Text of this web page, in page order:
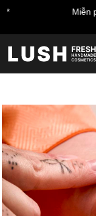
Miễn phí vận